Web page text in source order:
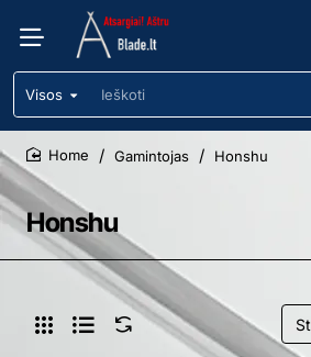
Visos
Ieškoti
Honshu
home
Gamintojas Honshu